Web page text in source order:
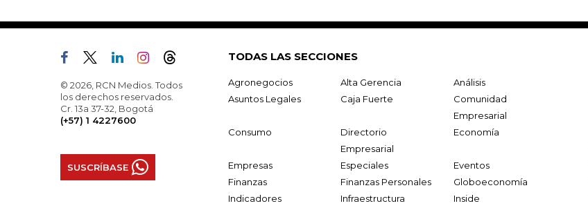
© 2026, RCN Medios. Todos
los derechos reservados.
Cr. 13a 37-32, Bogotá
(+57) 1 4227600
SUSCRÍBASE
TODAS LAS SECCIONES
Agronegocios Alta Gerencia
Análisis
Asuntos Legales
Caja Fuerte
Comunidad
Empresarial
Consumo
Directorio
Empresarial
Economía
Empresas Especiales
Eventos
Finanzas
Finanzas Personales
Globoeconomía
Indicadores
Infraestructura Inside